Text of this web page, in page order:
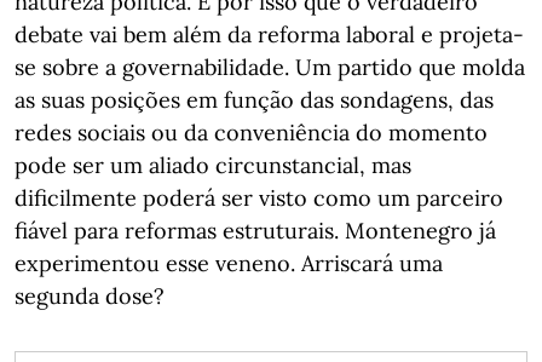
debate vai bem além da reforma laboral e projeta-
se sobre a governabilidade. Um partido que molda
as suas posições em função das sondagens, das
redes sociais ou da conveniência do momento
pode ser um aliado circunstancial, mas
dificilmente poderá ser visto como um parceiro
fiável para reformas estruturais. Montenegro já
experimentou esse veneno. Arriscará uma
segunda dose?